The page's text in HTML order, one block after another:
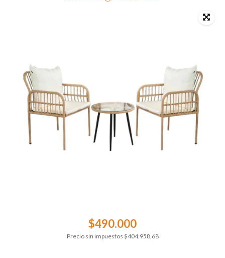
$490.000
Precio sin impuestos $404.958,68